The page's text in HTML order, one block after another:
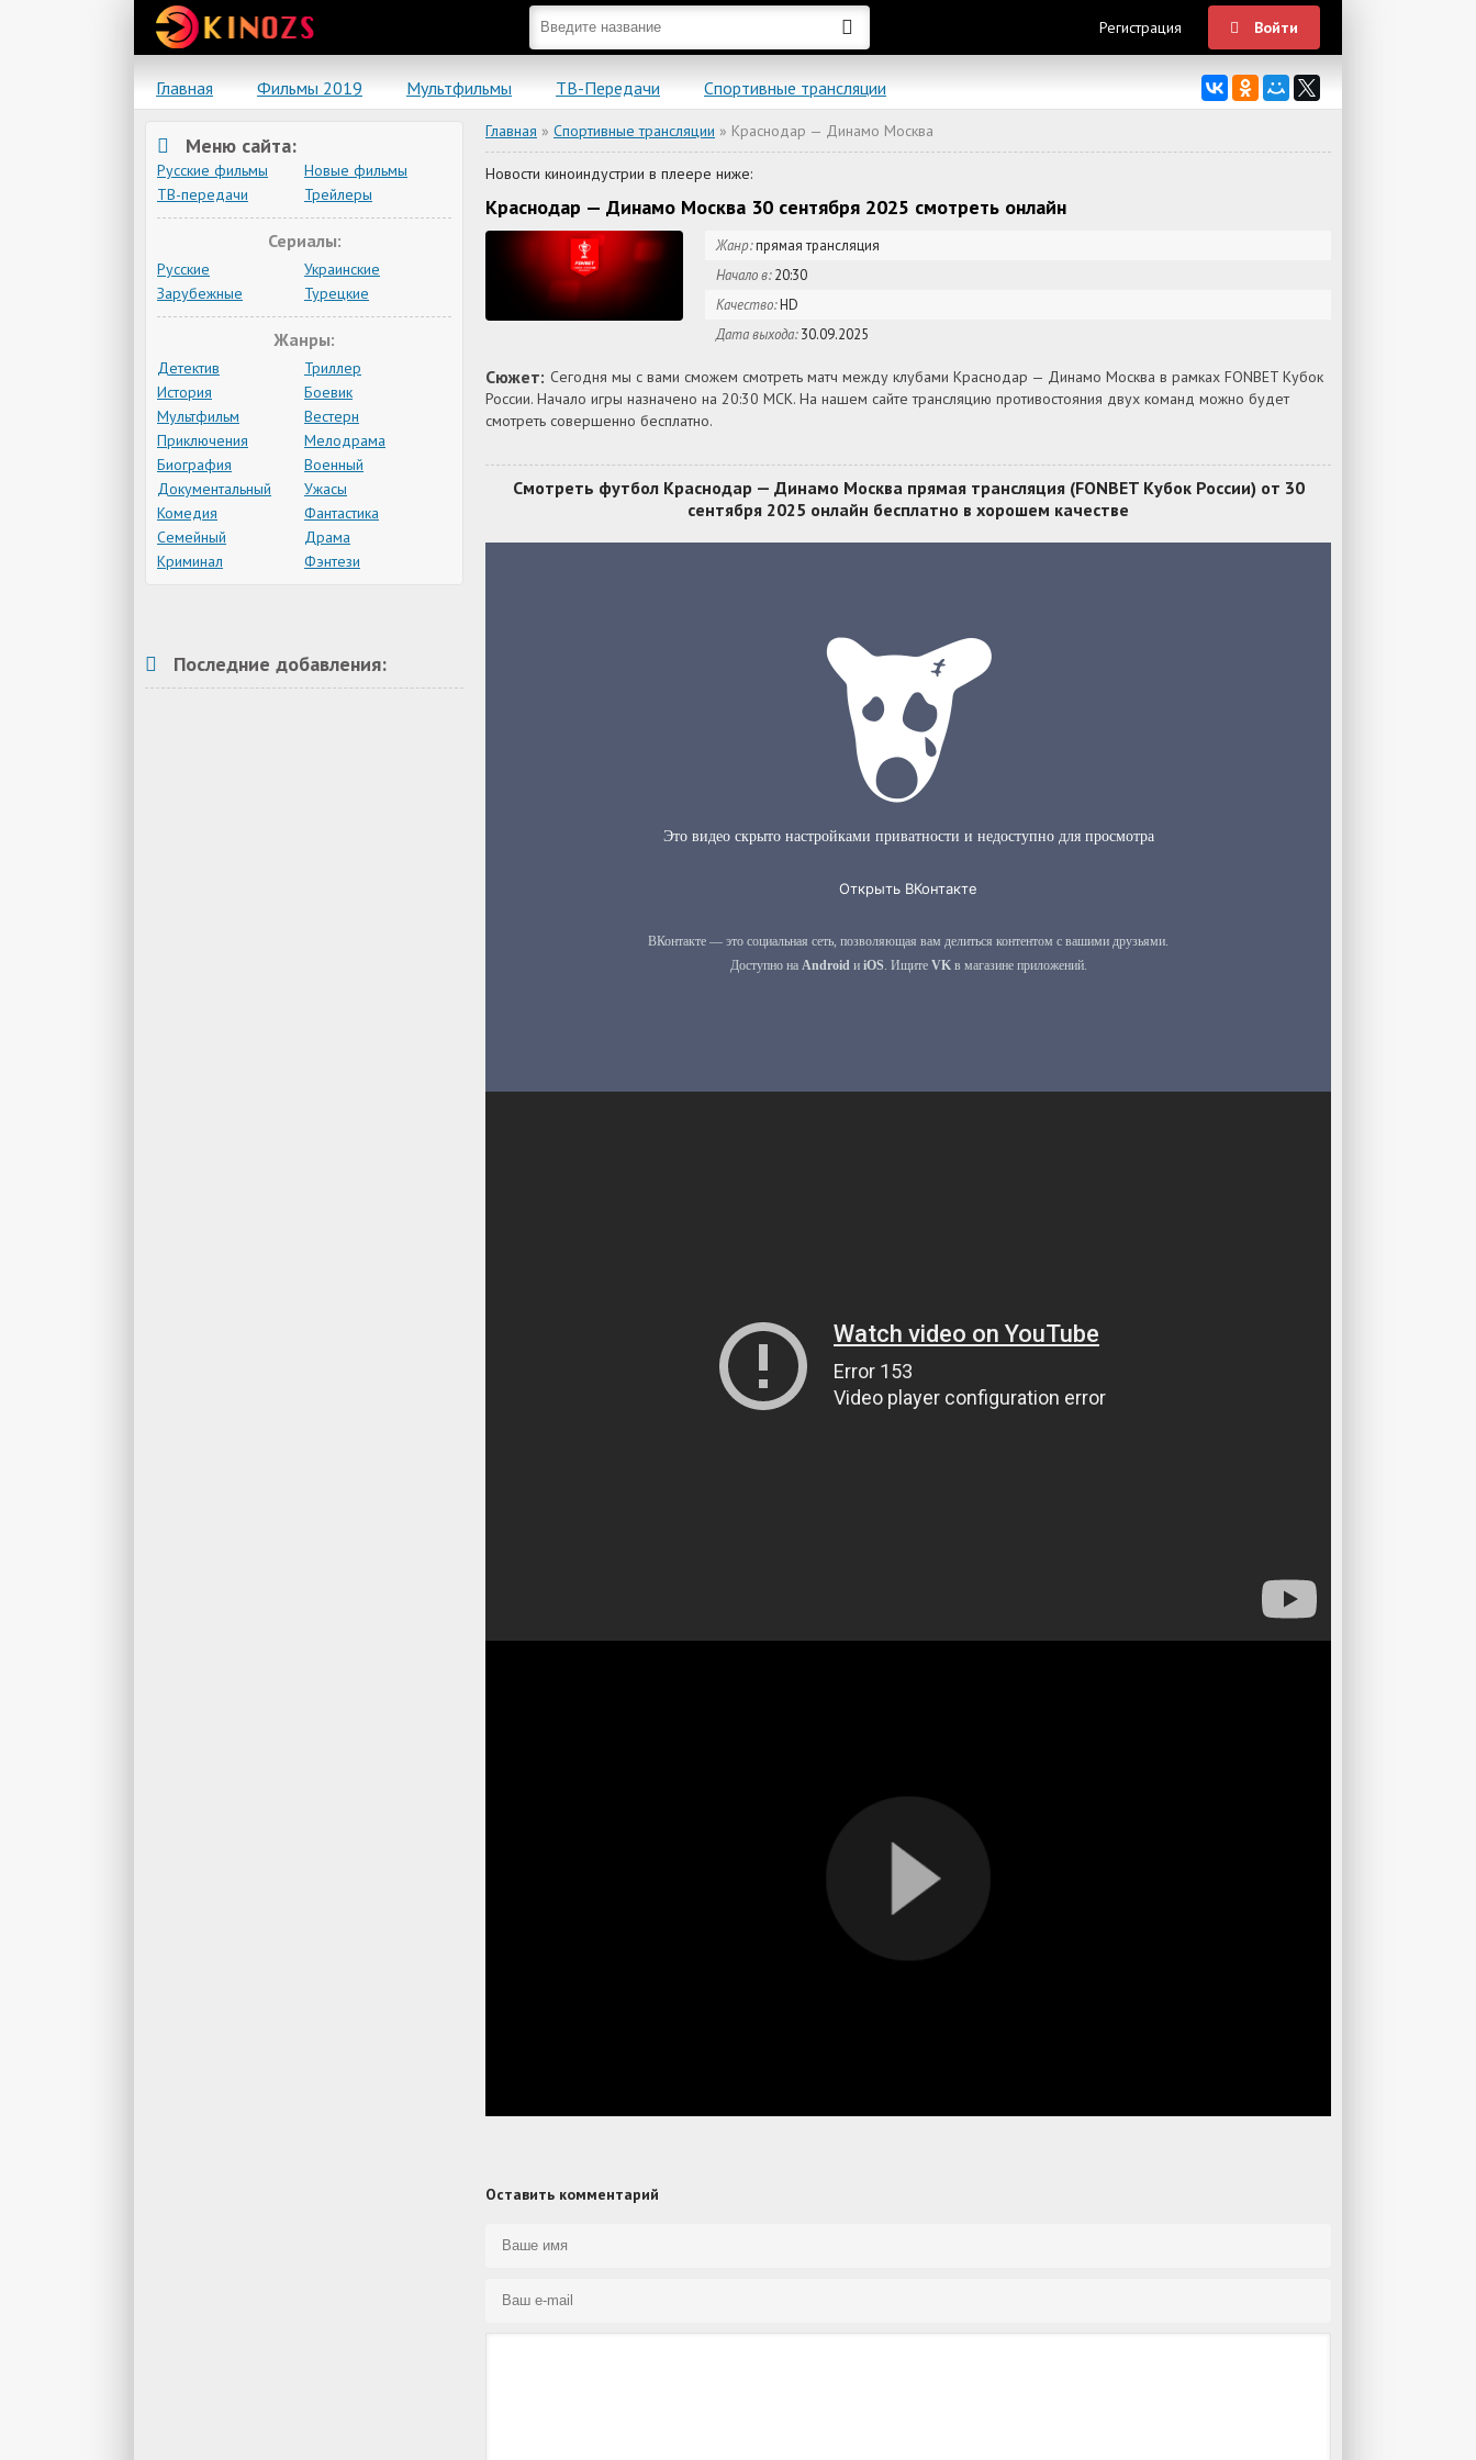
Регистрация Войти
Главная Фильмы 2019 Мультфильмы ТВ-Передачи Спортивные трансляции
Главная » Спортивные трансляции » Краснодар — Динамо Москва
Новости киноиндустрии в плеере ниже:
Краснодар — Динамо Москва 30 сентября 2025 смотреть онлайн
Жанр:прямая трансляция
Начало в:20:30
Качество:HD
Дата выхода:30.09.2025
Сюжет: Сегодня мы с вами сможем смотреть матч между клубами Краснодар — Динамо Москва в рамках FONBET Кубок
России. Начало игры назначено на 20:30 МСК. На нашем сайте трансляцию противостояния двух команд можно будет
смотреть совершенно бесплатно.
Смотреть футбол Краснодар — Динамо Москва прямая трансляция (FONBET Кубок России) от 30
сентября 2025 онлайн бесплатно в хорошем качестве
Оставить комментарий
Меню сайта:
Русские фильмы
Новые фильмы
ТВ-передачи
Трейлеры
Сериалы:
Русские
Украинские
Зарубежные
Турецкие
Жанры:
Детектив
Триллер
История
Боевик
Мультфильм
Вестерн
Приключения
Мелодрама
Биография
Военный
Документальный
Ужасы
Комедия
Фантастика
Семейный
Драма
Криминал
Фэнтези
Последние добавления: